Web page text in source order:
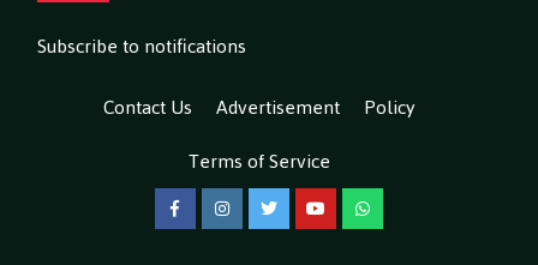
Subscribe to notifications
Contact Us
Advertisement
Policy
Terms of Service
FacebookInstagramTwitterYouTubeWhatsApp